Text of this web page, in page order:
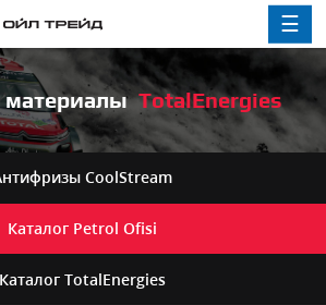
☰
материалыTotalEnergies
CoolStream
Каталог Petrol Ofisi
Каталог TotalEnergies